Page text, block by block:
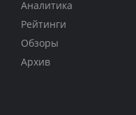
Аналитика
Рейтинги
Обзоры
Архив